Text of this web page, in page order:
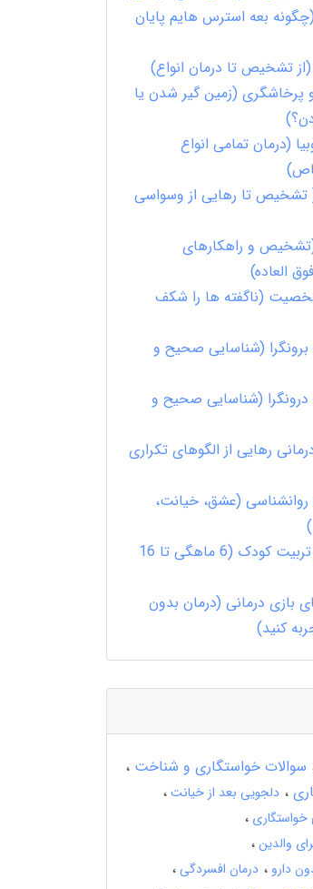
بعه استرس هایم پایان
تشخیص تا درمان انواع)
(زمین گیر شدن یا
(درمان تمامی انواع
تا رهایی از وسواسی
و راهکارهای
العاده)
(ناگفته ها را شکف
(شناسایی صحیح و
(شناسایی صحیح و
رهایی از الگوهای تکراری
روانشناسی (عشق، خیانت،
روانشناسی و تربیت کودک (6 ماهگی تا 16
بازی درمانی (درمان بدون
کنید)
سوالات خواستگاری و شناخت
دلجویی بعد از خیانت
خواستگاری
والدین
دارو
درمان افسردگی